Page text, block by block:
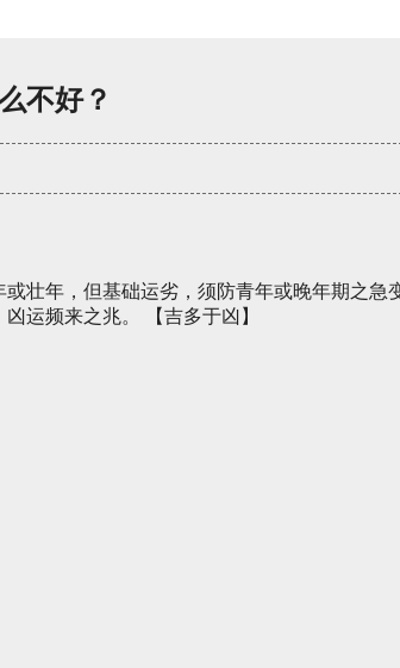
不好？
壮年，但基础运劣，须防青年或晚年期之急
运频来之兆。 【吉多于凶】